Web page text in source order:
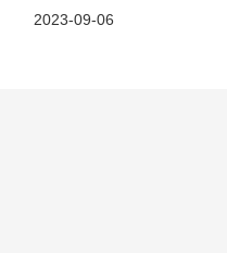
2023-09-06